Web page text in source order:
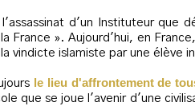
d'un Instituteur que
France ». Aujourd'hui, en
vindicte islamiste par une élève
le lieu d'affrontement de
que se joue l'avenir d'une